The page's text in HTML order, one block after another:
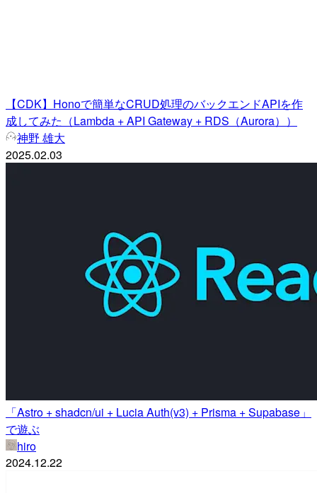
【CDK】Honoで簡単なCRUD処理のバックエンドAPIを作
成してみた（Lambda + API Gateway + RDS（Aurora））
神野 雄大
2025.02.03
「Astro + shadcn/ui + Lucia Auth(v3) + Prisma + Supabase」
で遊ぶ
hiro
2024.12.22